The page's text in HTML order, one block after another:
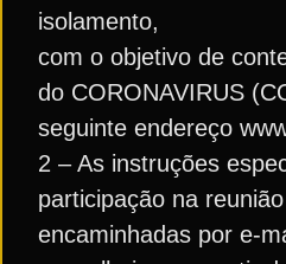
isolamento,
com o objetivo de
do CORONAVIRUS
seguinte endereço
2 – As instruções
participação na
encaminhadas por e-